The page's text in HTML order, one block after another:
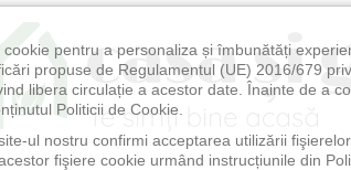
pentru a personaliza și îmbunătăți
propuse de Regulamentul (UE) 2016/679
libera circulație a acestor date. Înainte de a
Politicii de Cookie.
ul nostru confirmi acceptarea utilizării
fişiere cookie urmând instrucțiunile din